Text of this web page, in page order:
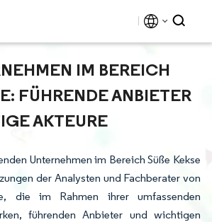
IM BEREICH
FÜHRENDE ANBIETER U
AKTEURE
Unternehmen im Bereich Süße Kekse
der Analysten und Fachberater von
die im Rahmen ihrer umfassenden
führenden Anbieter und wichtigen